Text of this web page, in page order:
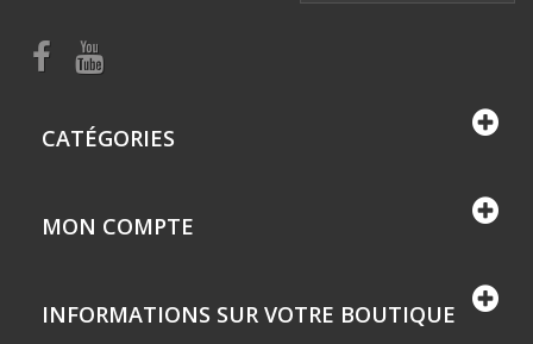
CATÉGORIES
MON COMPTE
INFORMATIONS SUR VOTRE BOUTIQUE